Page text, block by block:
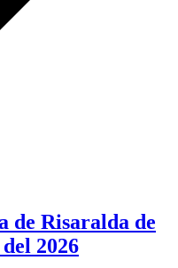
de Risaralda de
2026